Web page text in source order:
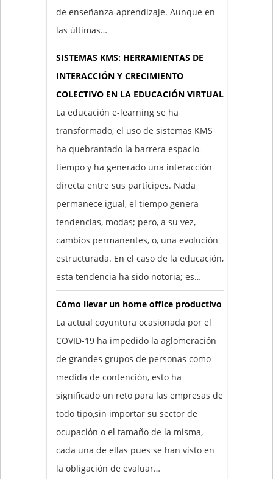
de enseñanza-aprendizaje. Aunque en
las últimas…
SISTEMAS KMS: HERRAMIENTAS DE
INTERACCIÓN Y CRECIMIENTO
COLECTIVO EN LA EDUCACIÓN VIRTUAL
La educación e-learning se ha
transformado, el uso de sistemas KMS
ha quebrantado la barrera espacio-
tiempo y ha generado una interacción
directa entre sus partícipes. Nada
permanece igual, el tiempo genera
tendencias, modas; pero, a su vez,
cambios permanentes, o, una evolución
estructurada. En el caso de la educación,
esta tendencia ha sido notoria; es…
Cómo llevar un home office productivo
La actual coyuntura ocasionada por el
COVID-19 ha impedido la aglomeración
de grandes grupos de personas como
medida de contención, esto ha
significado un reto para las empresas de
todo tipo,sin importar su sector de
ocupación o el tamaño de la misma,
cada una de ellas pues se han visto en
la obligación de evaluar…